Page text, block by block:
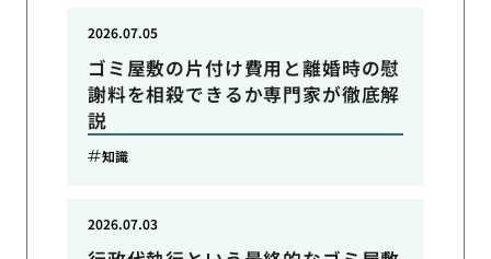
ゴミ屋敷の片付け費用と離婚時の慰
謝料を相殺できるか専門家が徹底解
説
2026.07.05
知識
2026.07.03